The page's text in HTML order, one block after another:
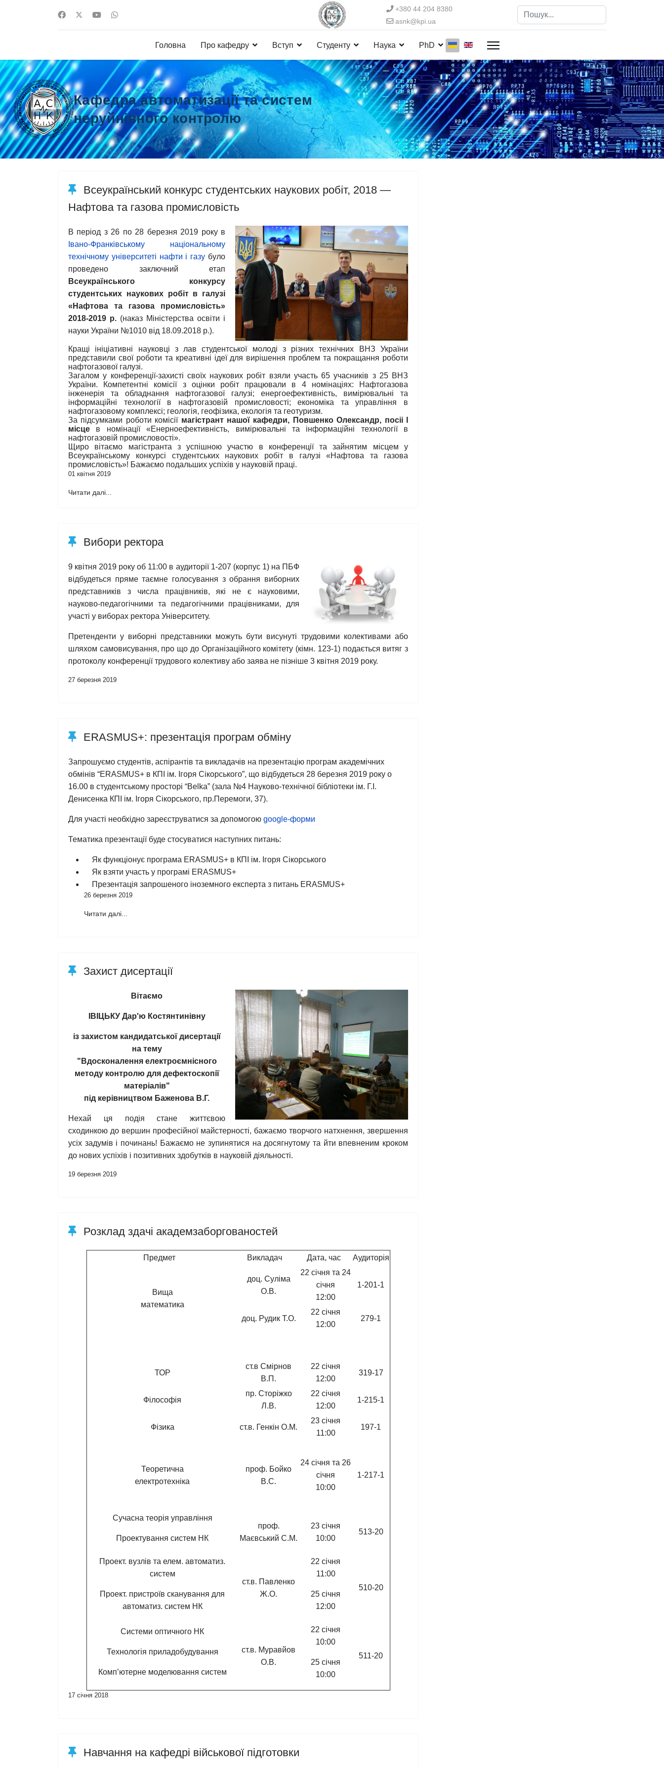
+380 44 204 8380
asnk@kpi.ua
Пошук
Type 2 or more characters for results.
Головна
Про кафедру Вступ Студенту Наука PhD
Кафедра автоматизації та систем
неруйнівного контролю
Всеукраїнський конкурс студентських наукових робіт, 2018 —
Нафтова та газова промисловість
В період з 26 по 28 березня 2019 року в
Івано-Франківському національному
технічному університеті нафти і газу було
проведено заключний етап
Всеукраїнського конкурсу
студентських наукових робіт в галузі
«Нафтова та газова промисловість»
2018-2019 р. (наказ Міністерства освіти і
науки України №1010 від 18.09.2018 р.).
Кращі ініціативні науковці з лав студентської молоді з різних технічних ВНЗ України
представили свої роботи та креативні ідеї для вирішення проблем та покращання роботи
нафтогазової галузі.
Загалом у конференції-захисті своїх наукових робіт взяли участь 65 учасників з 25 ВНЗ
України. Компетентні комісії з оцінки робіт працювали в 4 номінаціях: Нафтогазова
інженерія та обладнання нафтогазової галузі; енергоефективність, вимірювальні та
інформаційні технології в нафтогазовій промисловості; економіка та управління в
нафтогазовому комплексі; геологія, геофізика, екологія та геотуризм.
За підсумками роботи комісії магістрант нашої кафедри, Повшенко Олександр, посіі І
місце в номінації «Енерноефективність, вимірювальні та інформаційні технології в
нафтогазовій промисловості».
Щиро вітаємо магістранта з успішною участю в конференції та зайнятим місцем у
Всеукраїнському конкурсі студентських наукових робіт в галузі «Нафтова та газова
промисловість»! Бажаємо подальших успіхів у науковій праці.
01 квітня 2019
Читати далі...
Вибори ректора
9 квітня 2019 року об 11:00 в аудиторії 1-207 (корпус 1) на ПБФ
відбудеться пряме таємне голосування з обрання виборних
представників з числа працівників, які не є науковими,
науково-педагогічними та педагогічними працівниками, для
участі у виборах ректора Університету.
Претенденти у виборні представники можуть бути висунуті трудовими колективами або
шляхом самовисування, про що до Організаційного комітету (кімн. 123-1) подається витяг з
протоколу конференції трудового колективу або заява не пізніше 3 квітня 2019 року.
27 березня 2019
ERASMUS+: презентація програм обміну
Запрошуємо студентів, аспірантів та викладачів на презентацію програм академічних
обмінів “ERASMUS+ в КПІ ім. Ігоря Сікорського”, що відбудеться 28 березня 2019 року о
16.00 в студентському просторі “Belka” (зала №4 Науково-технічної бібліотеки ім. Г.І.
Денисенка КПІ ім. Ігоря Сікорського, пр.Перемоги, 37).
Для участі необхідно зареєструватися за допомогою google-форми
Тематика презентації буде стосуватися наступних питань:
Як функціонує програма ERASMUS+ в КПІ ім. Ігоря Сікорського
Як взяти участь у програмі ERASMUS+
Презентація запрошеного іноземного експерта з питань ERASMUS+
26 березня 2019
Читати далі...
Захист дисертації
Вітаємо
ІВІЦЬКУ Дар'ю Костянтинівну
із захистом кандидатської дисертації
на тему
"Вдосконалення електроємнісного
методу контролю для дефектоскопії
матеріалів"
під керівництвом Баженова В.Г.
Нехай ця подія стане життєвою
сходинкою до вершин професійної майстерності, бажаємо творчого натхнення, звершення
усіх задумів і починань! Бажаємо не зупинятися на досягнутому та йти впевненим кроком
до нових успіхів і позитивних здобутків в науковій діяльності.
19 березня 2019
Розклад здачі академзаборгованостей
Предмет Викладач Дата, час Аудиторія
Вища
математика
доц. Суліма
О.В.
22 січня та 24
січня
12:00
1-201-1
доц. Рудик Т.О.
22 січня
12:00
279-1
ТОР
ст.в Смірнов
В.П.
22 січня
12:00
319-17
Філософія
пр. Сторіжко
Л.В.
22 січня
12:00
1-215-1
Фізика ст.в. Генкін О.М.
23 січня
11:00
197-1
Теоретична
електротехніка
проф. Бойко
В.С.
24 січня та 26
січня
10:00
1-217-1
Сучасна теорія управління
Проектування систем НК
проф.
Маєвський С.М.
23 січня
10:00
513-20
Проект. вузлів та елем. автоматиз.
систем
Проект. пристроїв сканування для
автоматиз. систем НК
ст.в. Павленко
Ж.О.
22 січня
11:00
25 січня
12:00
510-20
Системи оптичного НК
Технологія приладобудування
Комп’ютерне моделювання систем
ст.в. Муравйов
О.В.
22 січня
10:00
25 січня
10:00
511-20
17 січня 2018
Навчання на кафедрі військової підготовки